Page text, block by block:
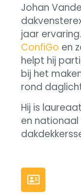
Johan
jaar
ConfiGo en
helpt hij
bij het
rond
Hij is
en